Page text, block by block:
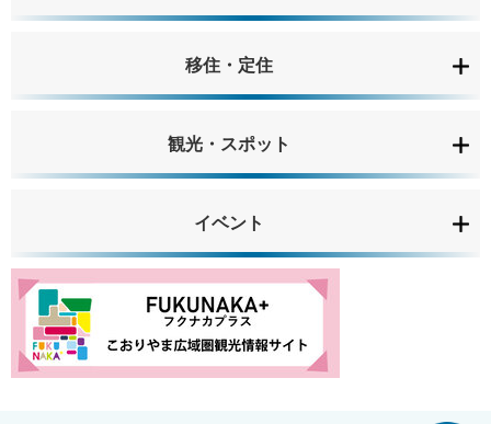
移住・定住
観光・スポット
イベント